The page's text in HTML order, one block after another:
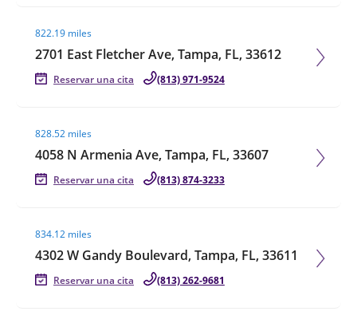
822.19 miles
2701 East Fletcher Ave, Tampa, FL, 33612
Reservar una cita (813) 971-9524
828.52 miles
4058 N Armenia Ave, Tampa, FL, 33607
Reservar una cita (813) 874-3233
834.12 miles
4302 W Gandy Boulevard, Tampa, FL, 33611
Reservar una cita (813) 262-9681